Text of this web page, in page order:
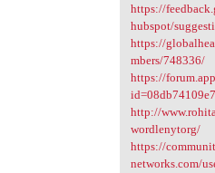
https://
hubspot/
https://
mbers/748336/
https://
http://
wordlenytorg/
https://
networks.com/